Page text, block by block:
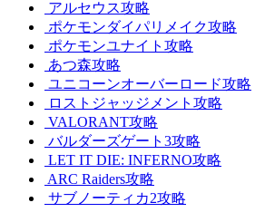
アルセウス攻略
ポケモンダイパリメイク攻略
ポケモンユナイト攻略
あつ森攻略
ユニコーンオーバーロード攻略
ロストジャッジメント攻略
VALORANT攻略
バルダーズゲート3攻略
LET IT DIE: INFERNO攻略
ARC Raiders攻略
サブノーティカ2攻略